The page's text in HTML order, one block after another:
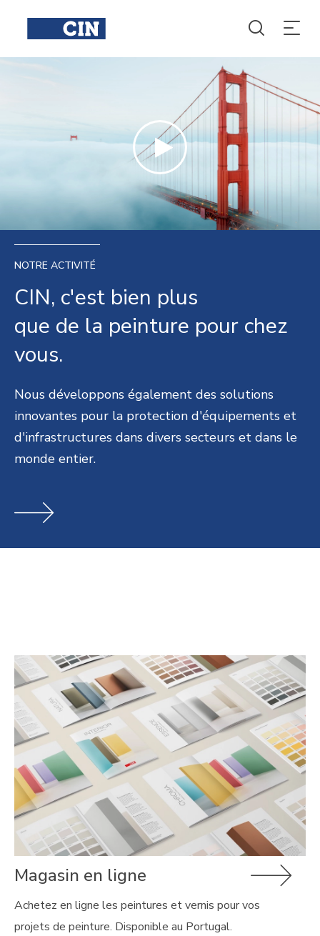
NOTRE ACTIVITÉ
CIN, c'est bien plus
que de la peinture pour chez
vous.
Nous développons également des solutions
innovantes pour la protection d'équipements et
d'infrastructures dans divers secteurs et dans le
monde entier.
Magasin en ligne
Achetez en ligne les peintures et vernis pour vos
projets de peinture. Disponible au Portugal.